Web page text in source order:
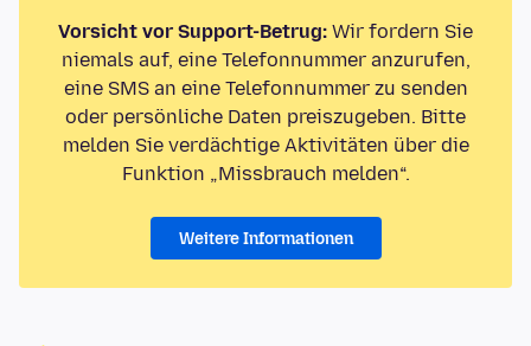
Vorsicht vor Support-Betrug: Wir fordern Sie
niemals auf, eine Telefonnummer anzurufen,
eine SMS an eine Telefonnummer zu senden
oder persönliche Daten preiszugeben. Bitte
melden Sie verdächtige Aktivitäten über die
Funktion „Missbrauch melden“.
Weitere Informationen